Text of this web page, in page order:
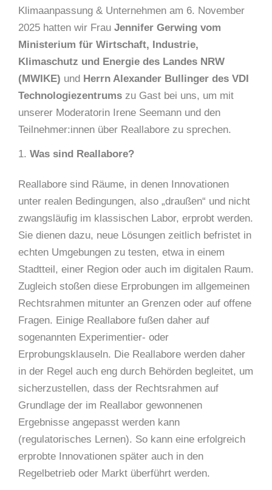
Klimaanpassung & Unternehmen am 6. November
2025 hatten wir Frau Jennifer Gerwing vom
Ministerium für Wirtschaft, Industrie,
Klimaschutz und Energie des Landes NRW
(MWIKE) und Herrn Alexander Bullinger des VDI
Technologiezentrums zu Gast bei uns, um mit
unserer Moderatorin Irene Seemann und den
Teilnehmer:innen über Reallabore zu sprechen.
Was sind Reallabore?
Reallabore sind Räume, in denen Innovationen
unter realen Bedingungen, also „draußen“ und nicht
zwangsläufig im klassischen Labor, erprobt werden.
Sie dienen dazu, neue Lösungen zeitlich befristet in
echten Umgebungen zu testen, etwa in einem
Stadtteil, einer Region oder auch im digitalen Raum.
Zugleich stoßen diese Erprobungen im allgemeinen
Rechtsrahmen mitunter an Grenzen oder auf offene
Fragen. Einige Reallabore fußen daher auf
sogenannten Experimentier- oder
Erprobungsklauseln. Die Reallabore werden daher
in der Regel auch eng durch Behörden begleitet, um
sicherzustellen, dass der Rechtsrahmen auf
Grundlage der im Reallabor gewonnenen
Ergebnisse angepasst werden kann
(regulatorisches Lernen). So kann eine erfolgreich
erprobte Innovationen später auch in den
Regelbetrieb oder Markt überführt werden.